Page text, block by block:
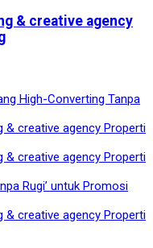
& creative agency
High-Converting Tanpa
& creative agency Properti
& creative agency Properti
Rugi’ untuk Promosi
& creative agency Properti